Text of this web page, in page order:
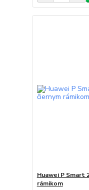
Huawei P Smart
rámikom